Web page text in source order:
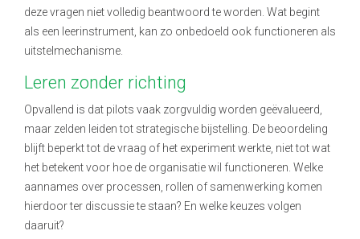
deze vragen niet volledig beantwoord te worden. Wat begint
als een leerinstrument, kan zo onbedoeld ook functioneren als
uitstelmechanisme.
Leren zonder richting
Opvallend is dat pilots vaak zorgvuldig worden geëvalueerd,
maar zelden leiden tot strategische bijstelling. De beoordeling
blijft beperkt tot de vraag of het experiment werkte, niet tot wat
het betekent voor hoe de organisatie wil functioneren. Welke
aannames over processen, rollen of samenwerking komen
hierdoor ter discussie te staan? En welke keuzes volgen
daaruit?